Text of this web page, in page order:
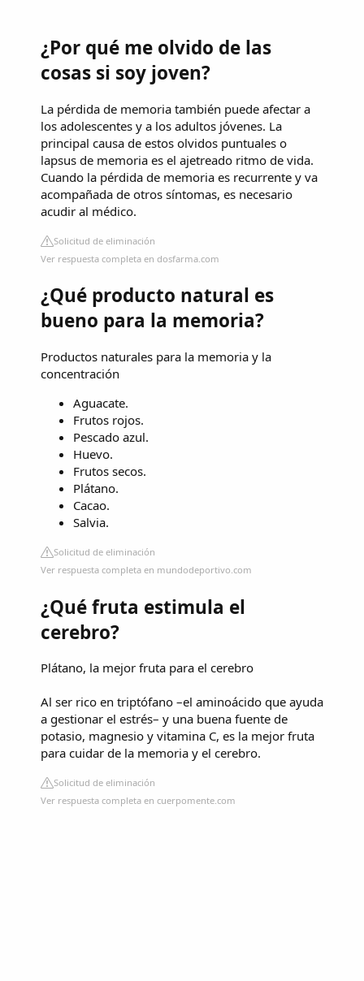
¿Por qué me olvido de las
cosas si soy joven?
La pérdida de memoria también puede afectar a
los adolescentes y a los adultos jóvenes. La
principal causa de estos olvidos puntuales o
lapsus de memoria es el ajetreado ritmo de vida.
Cuando la pérdida de memoria es recurrente y va
acompañada de otros síntomas, es necesario
acudir al médico.
Solicitud de eliminación
Ver respuesta completa en dosfarma.com
¿Qué producto natural es
bueno para la memoria?
Productos naturales para la memoria y la
concentración
Aguacate.
Frutos rojos.
Pescado azul.
Huevo.
Frutos secos.
Plátano.
Cacao.
Salvia.
Solicitud de eliminación
Ver respuesta completa en mundodeportivo.com
¿Qué fruta estimula el
cerebro?
Plátano, la mejor fruta para el cerebro
Al ser rico en triptófano –el aminoácido que ayuda
a gestionar el estrés– y una buena fuente de
potasio, magnesio y vitamina C, es la mejor fruta
para cuidar de la memoria y el cerebro.
Solicitud de eliminación
Ver respuesta completa en cuerpomente.com